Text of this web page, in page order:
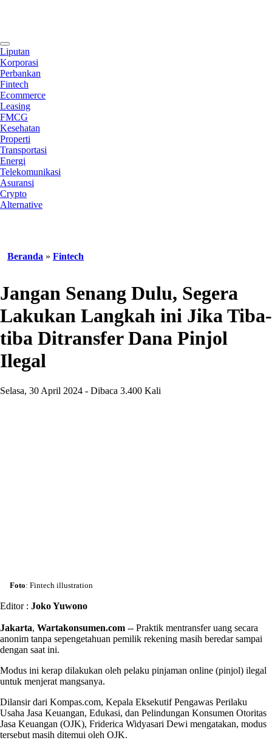
Liputan
Korporasi
Perbankan
Fintech
Ecommerce
Leasing
FMCG
Kesehatan
Properti
Transportasi
Energi
Telekomunikasi
Asuransi
Crypto
Alternative
Beranda » Fintech
Jangan Senang Dulu, Segera
Lakukan Langkah ini Jika Tiba-
tiba Ditransfer Dana Pinjol
Ilegal
Selasa, 30 April 2024 - Dibaca 3.400 Kali
Foto: Fintech illustration
Editor : Joko Yuwono
Jakarta, Wartakonsumen.com -- Praktik mentransfer uang secara
anonim tanpa sepengetahuan pemilik rekening masih beredar sampai
dengan saat ini.
Modus ini kerap dilakukan oleh pelaku pinjaman online (pinjol) ilegal
untuk menjerat mangsanya.
Dilansir dari Kompas.com, Kepala Eksekutif Pengawas Perilaku
Usaha Jasa Keuangan, Edukasi, dan Pelindungan Konsumen Otoritas
Jasa Keuangan (OJK), Friderica Widyasari Dewi mengatakan, modus
tersebut masih ditemui oleh OJK.